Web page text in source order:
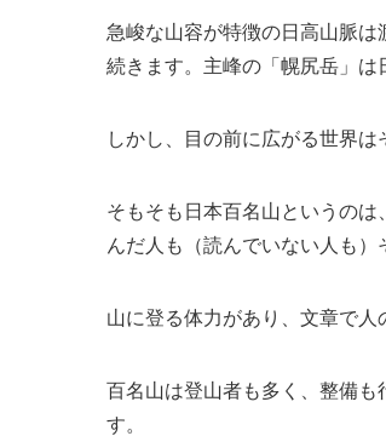
急峻な山容が特徴の日高山脈
続きます。主峰の「幌尻岳」は
しかし、目の前に広がる世界は
そもそも日本百名山というの
んだ人も（読んでいない人も）
山に登る体力があり、文章で人
百名山は登山者も多く、整備も
す。